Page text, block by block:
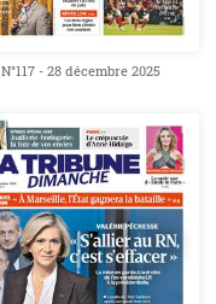
N°117 - 28 décembre 2025